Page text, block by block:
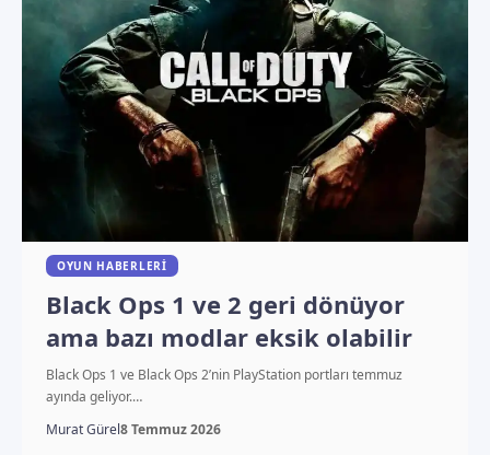
OYUN HABERLERI
Black Ops 1 ve 2 geri dönüyor
ama bazı modlar eksik olabilir
Black Ops 1 ve Black Ops 2’nin PlayStation portları temmuz
ayında geliyor.…
Murat Gürel8 Temmuz 2026